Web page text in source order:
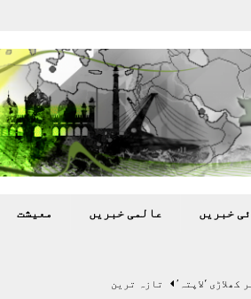
خبريں عالمی خبريں معيشت
‘لاپتہ’ تازہ ترين